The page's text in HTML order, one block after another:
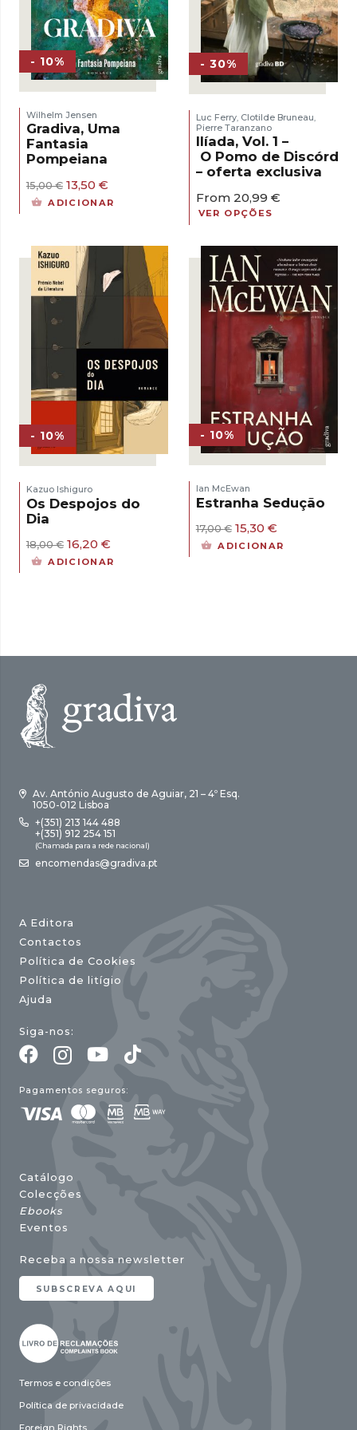
- 10%
Wilhelm Jensen
Gradiva, Uma
Fantasia
Pompeiana
15,00€ O
preço
original
13,50 €
preço
atual
ADICIONAR
- 30%
Luc Ferry, Clotilde Bruneau
Pierre Taranzano
Ilíada, Vol. 1 –
O Pomo de Discórdia
– oferta exclusiva
From 20,99 €
VER OPÇÕES
- 10%
Kazuo Ishiguro
Os Despojos do
Dia
18,00€ O
preço
original
16,20 €
preço
atual
ADICIONAR
- 10%
Ian McEwan
Estranha Sedução
17,00€ O
preço
original
15,30 €O
preço
atual
ADICIONAR
Av. António Augusto de Aguiar, 21 – 4º Esq.
1050-012 Lisboa
+(351) 213 144 488
+(351) 912 254 151
(Chamada para a rede nacional)
encomendas@gradiva.pt
A Editora
Contactos
Política de Cookies
Política de litígio
Ajuda
Siga-nos:
Pagamentos seguros:
Catálogo
Colecções
Ebooks
Eventos
Receba a nossa newsletter
SUBSCREVA AQUI
Termos e condições
Política de privacidade